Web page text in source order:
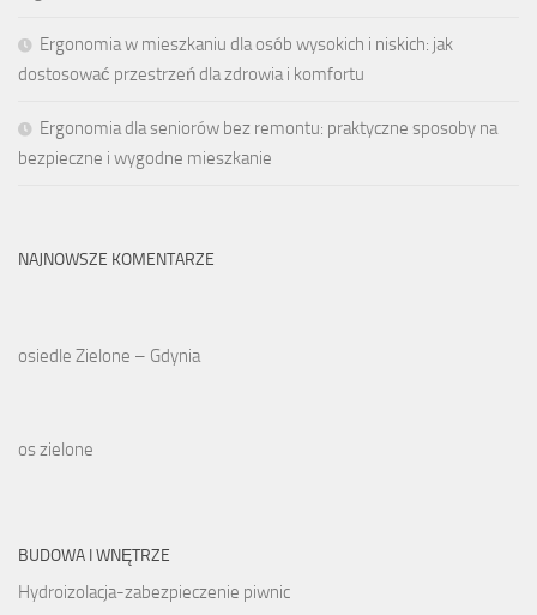
Ergonomia w mieszkaniu dla osób wysokich i niskich: jak
dostosować przestrzeń dla zdrowia i komfortu
Ergonomia dla seniorów bez remontu: praktyczne sposoby na
bezpieczne i wygodne mieszkanie
NAJNOWSZE KOMENTARZE
osiedle Zielone – Gdynia
os zielone
BUDOWA I WNĘTRZE
Hydroizolacja-zabezpieczenie piwnic